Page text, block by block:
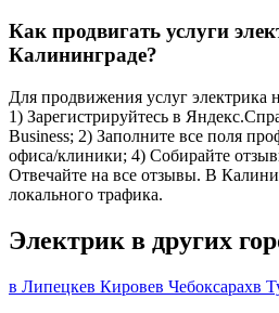
Как продвигать услуги
Калининграде?
Для продвижения услуг электрика
1) Зарегистрируйтесь в
Business; 2) Заполните все поля
офиса/клиники; 4) Собирайте
Отвечайте на все отзывы. В
локального трафика.
Электрик в других
в Липецкев Кировев Чебоксарахв